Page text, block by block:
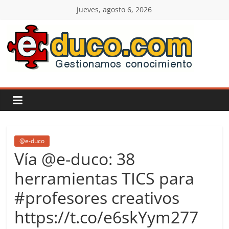
contenido
jueves, agosto 6, 2026
E-
duco:
Gestión
del
Conocimiento
Learn
more.
Do
@e-duco
Vía @e-duco: 38
herramientas TICS para
#profesores creativos
https://t.co/e6skYym277